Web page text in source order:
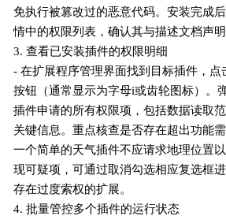
免执行被篡改过的恶意代码。安装完成
情中的权限列表，确认其与描述文档声明
3. 查看已安装插件的权限明细
- 在扩展程序管理界面找到目标插件，点
按钮（通常显示为字母i或齿轮图标）。
插件申请的所有权限项，包括数据读取
关键信息。重点核查是否存在超出功能
一个简单的天气插件不应请求地理位置
现可疑项，可通过取消勾选相应复选框
存在过度索权的扩展。
4. 批量管控多个插件的运行状态